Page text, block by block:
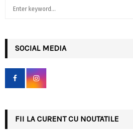
h
f
r
SOCIAL MEDIA
FII LA CURENT CU NOUTATILE